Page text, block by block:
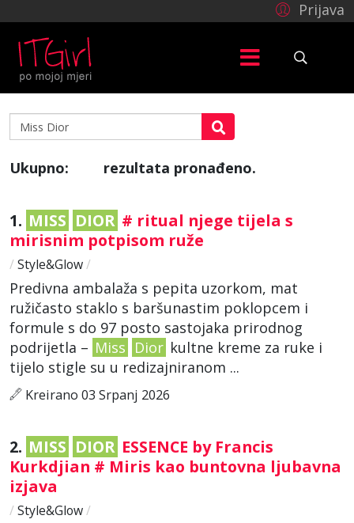
Prijava
Ukupno: rezultata pronađeno.
1. MISS DIOR # ritual njege tijela s
mirisnim potpisom ruže
/ Style&Glow/
Predivna ambalaža s pepita uzorkom, mat
ružičasto staklo s baršunastim poklopcem i
formule s do 97 posto sastojaka prirodnog
podrijetla – Miss Dior kultne kreme za ruke i
tijelo stigle su u redizajniranom ...
Kreirano 03 Srpanj 2026
2. MISS DIOR ESSENCE by Francis
Kurkdjian # Miris kao buntovna ljubavna
izjava
/ Style&Glow/